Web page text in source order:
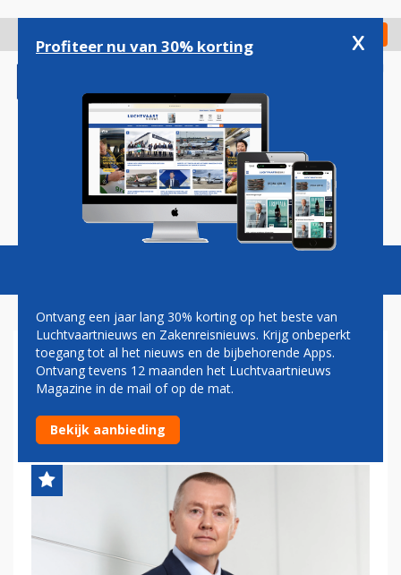
gaan
Check in
Magazine Podcasts Vacatures
IATA: VRAAG LUCHTVRACHT
ONDER DRUK DOOR
ECONOMISCHE TEGENWIND
Profiteer nu van 30% korting x
Ontvang een jaar lang 30% korting op het beste van
Luchtvaartnieuws en Zakenreisnieuws. Krijg onbeperkt
toegang tot al het nieuws en de bijbehorende Apps.
Ontvang tevens 12 maanden het Luchtvaartnieuws
Magazine in de mail of op de mat.
Bekijk aanbieding